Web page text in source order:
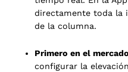
directamente toda la
de la columna.
Primero en el
configurar la